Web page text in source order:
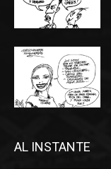
AL INSTANTE